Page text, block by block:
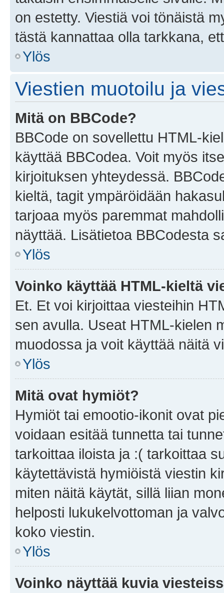
on estetty. Viestiä voi tönäistä
tästä kannattaa olla tarkkana,
Ylös
Viestien muotoilu ja
Mitä on BBCode?
BBCode on sovellettu HTML-
käyttää BBCodea. Voit myös
kirjoituksen yhteydessä.
kieltä, tagit ympäröidään
tarjoaa myös paremmat
näyttää. Lisätietoa BBCodesta
Ylös
Voinko käyttää HTML-kieltä
Et. Et voi kirjoittaa viesteihin
sen avulla. Useat HTML-kielen
muodossa ja voit käyttää näitä
Ylös
Mitä ovat hymiöt?
Hymiöt tai emootio-ikonit ovat
voidaan esitää tunnetta tai
tarkoittaa iloista ja :( tarkoittaa
käytettävistä hymiöistä viestin
miten näitä käytät, sillä liian
helposti lukukelvottoman ja
koko viestin.
Ylös
Voinko näyttää kuvia